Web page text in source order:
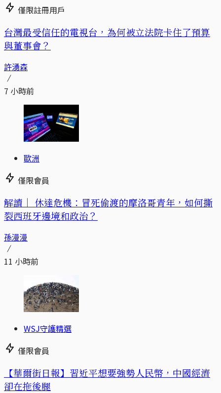
僅限註冊用戶
台灣最受信任的電視台，為何被立法院卡住了預算
與董事會？
許湧森
7 小時前
歐洲
僅限會員
解讀｜ 休達危機：冒死偷渡的摩洛哥青年，如何撕
裂西班牙邊境和政治？
孫漫漫
11 小時前
WSJ守護精選
僅限會員
【華爾街日報】習近平想要強勢人民幣，中國經濟
卻在拖後腿